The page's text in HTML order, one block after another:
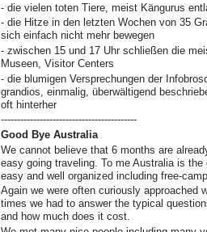
- die vielen toten Tiere, meist Kängurus
- die Hitze in den letzten Wochen von 35
sich einfach nicht mehr bewegen
- zwischen 15 und 17 Uhr schließen die
Museen, Visitor Centers
- die blumigen Versprechungen der
grandios, einmalig, überwältigend
oft hinterher
------------------------------------------
Good Bye Australia
We cannot believe that 6 months are
easy going traveling. To me Australia is
easy and well organized including free-
Again we were often curiously approached
times we had to answer the typical
and how much does it cost.